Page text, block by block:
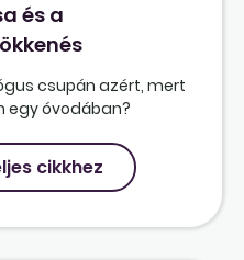
és a
csupán azért, mert
egy óvodában?
cikkhez